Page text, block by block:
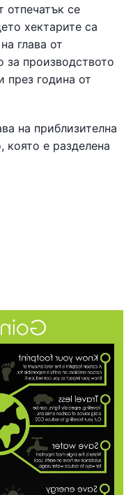
отпечатък се
хектарите са
глава от
за производството
през година от
на приблизителна
която е разделена